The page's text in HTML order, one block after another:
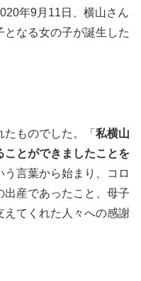
年9月11日、横山さん
なる女の子が誕生した
ものでした。「 私横山
ことができましたことを
う言葉から始まり、コロ
産であったこと、母子
えてくれた人々への感謝